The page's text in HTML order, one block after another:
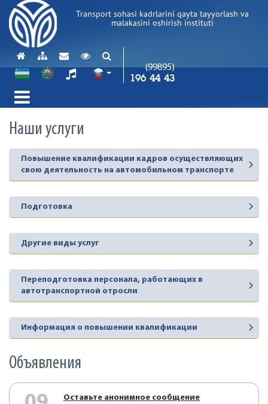
Transport sohasi kadrlarini qayta tayyorlash va
malakasini oshirish instituti
(99895)
196 44 43
Наши услуги
Повышение квалификации кадров осуществляющих
свою деятельность на автомобильном транспорте
Подготовка
Другие виды услуг
Переподготовка персонала, работающих в
автотранспортной отросли
Информация о повышении квалификации
Объявления
Оставьте анонимное сообщение